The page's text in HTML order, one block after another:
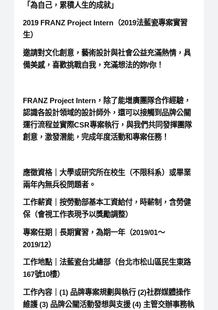
「為自己，累積人生的成就」
2019 FRANZ Project Intern（2019法藍瓷專案實習
生）
邀請對文化創意，藝術設計與社會公益充滿熱情，具
備美感，喜歡挑戰自我，充滿想法的妳/你！
FRANZ Project Intern，除了能增廣團隊合作經驗，
認識各設計領域的設計師外，還可以接觸到品牌公關
運行流程並實際CSR專案執行，與我們共同發揮團隊
創意，激發潛能，完成年度活動和專案任務！
應徵資格｜ 大學或研究所在校生（不限科系）或畢業
兩年內無兵役問題者。
工作薪資｜ 按勞動部基本工資給付，時薪制，含勞健
保（會視工作表現予以獎勵調整）
專案任期｜ 長期實習，為期一年（2019/01〜
2019/12）
工作地點｜ 法藍瓷台北總部（台北市松山區民生東路
167號10樓）
工作內容｜ (1) 品牌專案規劃與執行 (2)社群媒體操作
維護 (3) 品牌公關活動發想與支援 (4) 主管交辦事務執